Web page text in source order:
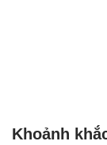
Khoảnh